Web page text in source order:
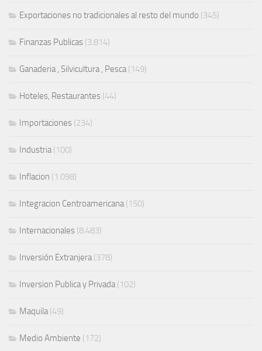
Exportaciones no tradicionales al resto del mundo (345)
Finanzas Publicas (3.814)
Ganaderia , Silvicultura , Pesca(149)
Hoteles, Restaurantes (44)
Importaciones (234)
Industria(100)
Inflacion (1.098)
Integracion Centroamericana(150)
Internacionales (8.483)
Inversión Extranjera(378)
Inversion Publica y Privada(102)
Maquila(49)
Medio Ambiente (172)